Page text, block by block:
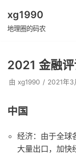
跳
文
xg1990
地理圈的码农
2021 金融
由 xg1990 2021年3
中国
经济：由于全球
大量出口，加快